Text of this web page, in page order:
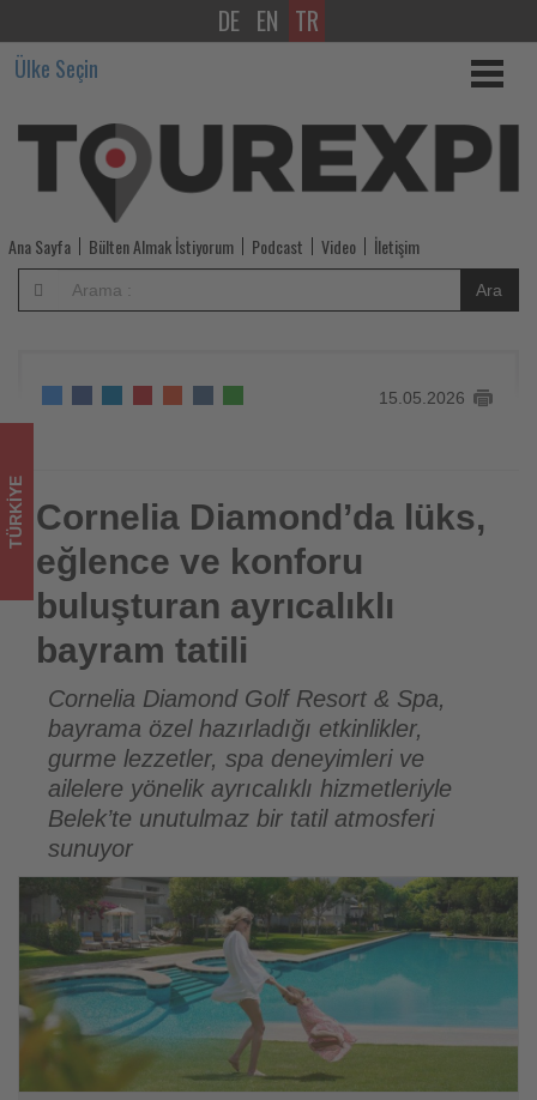
Cornelia
Diamond’da
lüks,
eğlence
ve
konforu
buluşturan
ayrıcalıklı
bayram
tatili
-
Tourexpi,
sizler
için
turizmde
olup
bitenleri
takip
ediyor!
DE EN TR
Ülke Seçin
Ana Sayfa Bülten Almak İstiyorum Podcast Video İletişim
Ara
15.05.2026
Cornelia Diamond’da lüks, eğlence ve konforu buluşturan
ayrıcalıklı bayram tatili
TÜRKIYE Cornelia Diamond’da lüks,
eğlence ve konforu
buluşturan ayrıcalıklı
bayram tatili
Cornelia Diamond Golf Resort & Spa,
bayrama özel hazırladığı etkinlikler,
gurme lezzetler, spa deneyimleri ve
ailelere yönelik ayrıcalıklı hizmetleriyle
Belek’te unutulmaz bir tatil atmosferi
sunuyor